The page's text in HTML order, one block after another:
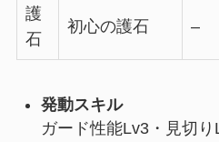
護
石
初心の護石 –
発動スキル
ガード性能Lv3・見切